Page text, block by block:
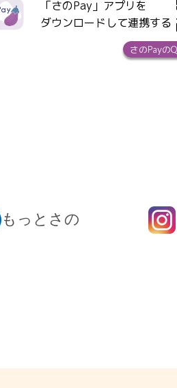
「さのPay」アプリを
ダウンロードして連携する
さのPayの
もっとさの